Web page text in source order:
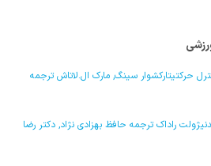
حرکتیتارکشوار سینگ, مارک ال.لاتاش ترجمه
راداک ترجمه حافظ بهزادی نژاد, دکتر رضا